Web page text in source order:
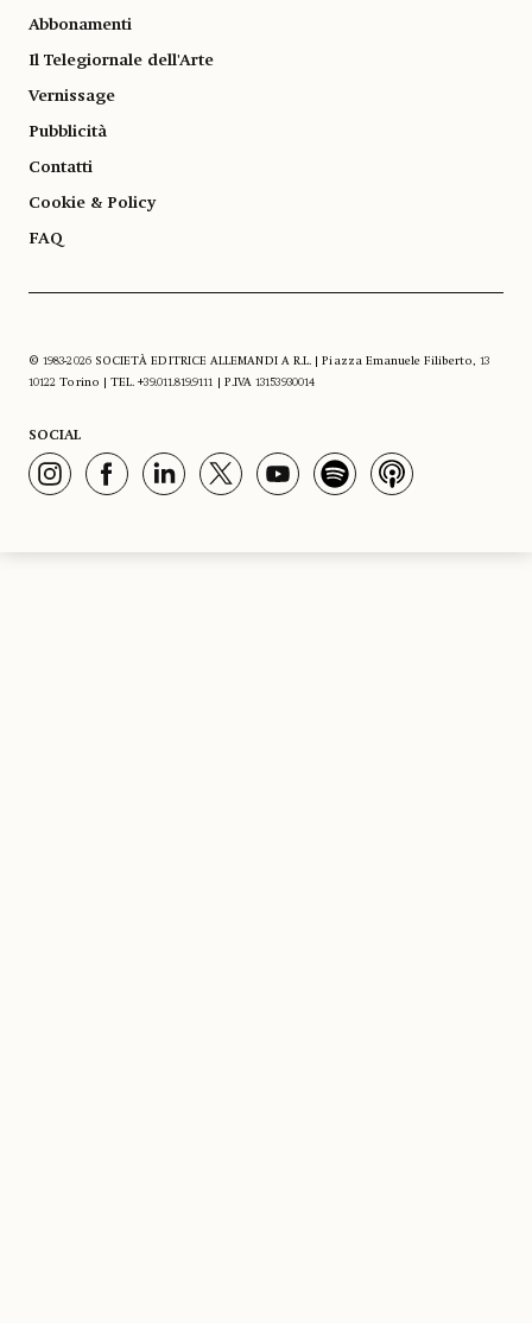
Abbonamenti
Il Telegiornale dell'Arte
Vernissage
Pubblicità
Contatti
Cookie & Policy
FAQ
© 1983-2026 SOCIETÀ EDITRICE ALLEMANDI A R.L. | Piazza Emanuele Filiberto, 13
10122 Torino | TEL. +39.011.819.9111 | P.IVA 13153930014
SOCIAL